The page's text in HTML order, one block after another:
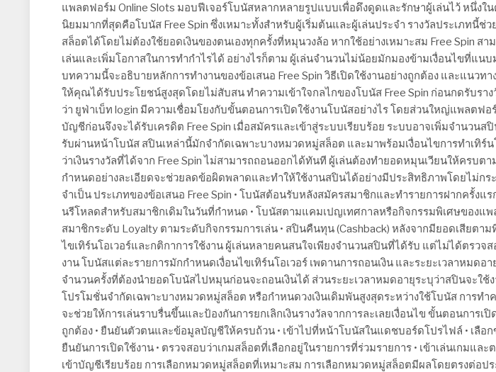
แพลตฟอร์ม Online Slots มอบฟีเจอร์โบนัสหลากหลายรูปแบบเพื่อดึงดูดและรักษาผู้เล่นไว้ หนึ่งใ
นิยมมากที่สุดคือโบนัส Free Spin ซึ่งเหมาะทั้งสำหรับผู้เริ่มต้นและผู้เล่นประจำ รางวัลประเภทนี้ช่ว
สล็อตได้โดยไม่ต้องใช้ยอดเงินของตนเองทุกครั้งที่หมุนวงล้อ หากใช้อย่างเหมาะสม Free Spin สา
เล่นและเพิ่มโอกาสในการทำกำไรได้ อย่างไรก็ตาม ผู้เล่นจำนวนไม่น้อยมักมองข้ามเงื่อนไขที่แน
บทความนี้จะอธิบายหลักการทำงานของข้อเสนอ Free Spin วิธีเปิดใช้งานอย่างถูกต้อง และแนวทา
ให้คุณได้รับประโยชน์สูงสุดโดยไม่สับสน ทำความเข้าใจกลไกของโบนัส Free Spin ก่อนกดรับราง
ว่า ยูฟ่าเบ็ท login มีความเชื่อมโยงกับขั้นตอนการเปิดใช้งานโบนัสอย่างไร โดยส่วนใหญ่แพลตฟ
บัญชีก่อนจึงจะได้รับเครดิต Free Spin เมื่อสมัครและเข้าสู่ระบบเรียบร้อย ระบบอาจเพิ่มจำนวน
รับผ่านหน้าโบนัส สปินเหล่านี้มักจำกัดเฉพาะบางหมวดหมู่สล็อต และมาพร้อมเงื่อนไขการทำเทิร์
ว่าเงินรางวัลที่ได้จาก Free Spin ไม่สามารถถอนออกได้ทันที ผู้เล่นต้องทำยอดหมุนเวียนให้ครบต
กำหนดอย่างละเอียดจะช่วยลดข้อผิดพลาดและทำให้ใช้งานสปินได้อย่างมีประสิทธิภาพโดยไม่กร
จำเป็น ประเภทของข้อเสนอ Free Spin • โบนัสต้อนรับหลังสมัครสมาชิกและทำรายการฝากครั้งแร
นรีโหลดสำหรับสมาชิกเดิมในวันที่กำหนด • โบนัสตามแคมเปญเทศกาลหรือกิจกรรมพิเศษของแพ
สมาชิกระดับ Loyalty ตามระดับกิจกรรมการเล่น • สปินคืนทุน (Cashback) หลังจากมียอดเสียตา
ไขเทิร์นโอเวอร์และกติกาการใช้งาน ผู้เล่นหลายคนสนใจเพียงจำนวนสปินที่ได้รับ แต่ไม่ได้ตรวจส
งาน โบนัสแต่ละรายการมักกำหนดเงื่อนไขเทิร์นโอเวอร์ เพดานการถอนเงิน และระยะเวลาหมดอา
จำนวนครั้งที่ต้องนำยอดโบนัสไปหมุนก่อนจะถอนเงินได้ ส่วนระยะเวลาหมดอายุระบุว่าสปินจะใช้
โปรโมชั่นจำกัดเฉพาะบางหมวดหมู่สล็อต หรือกำหนดวงเงินเดิมพันสูงสุดระหว่างใช้โบนัส การทำ
จะช่วยให้การเล่นราบรื่นขึ้นและป้องกันการยกเลิกเงินรางวัลจากการละเลยเงื่อนไข ขั้นตอนการเปิ
ถูกต้อง • ยืนยันตัวตนและข้อมูลบัญชีให้ครบถ้วน • เข้าไปที่หน้าโบนัสในแดชบอร์ดโปรไฟล์ • เลือ
ยืนยันการเปิดใช้งาน • ตรวจสอบว่าเกมสล็อตที่เลือกอยู่ในรายการที่ร่วมรายการ • เข้าเล่นเกมแล
เข้าบัญชีเรียบร้อย การเลือกหมวดหมู่สล็อตที่เหมาะสม การเลือกหมวดหมู่สล็อตมีผลโดยตรงต่อป